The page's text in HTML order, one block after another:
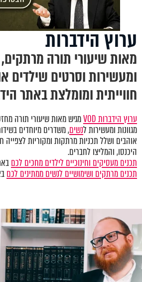
ערוץ הידברות
מאות שיעורי תורה מרתקים,
ומעשירות וסרטים שילדים
חווייתית ומומלצת באתר
ערוץ הידברות VOD
מגיש מאות שיעורי תורה
מגוונות ומעשירות לנשים, משדרים מיוחדים
אוהבים ושלל תכניות מרתקות ומקוריות לצפייה
היכנסו, והמליצו לחברים.
תכנים מעסיקים וחינוכיים לילדים מחכים לכם
תכנים מרתקים ושימושיים לנשים ממתינים לכם